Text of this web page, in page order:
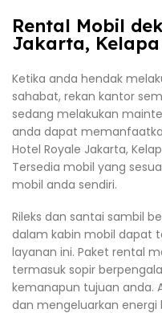
Rental Mobil
Jakarta,
Ketika anda hendak
sahabat, rekan kantor
sedang melakukan
anda dapat
Hotel Royale Jakarta,
Tersedia mobil yang
mobil anda sendiri.
Rileks dan santai sambil
dalam kabin mobil dapat
layanan ini. Paket rental
termasuk sopir
kemanapun tujuan anda.
dan mengeluarkan